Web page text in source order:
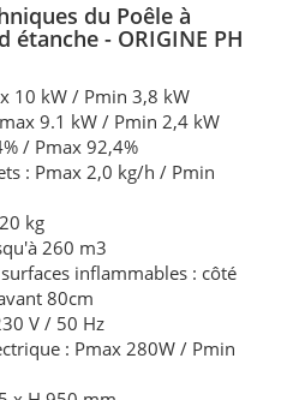
du Poêle à
- ORIGINE PH
10 kW / Pmin 3,8 kW
9.1 kW / Pmin 2,4 kW
/ Pmax 92,4%
: Pmax 2,0 kg/h / Pmin
kg
260 m3
inflammables : côté
80cm
V / 50 Hz
: Pmax 280W / Pmin